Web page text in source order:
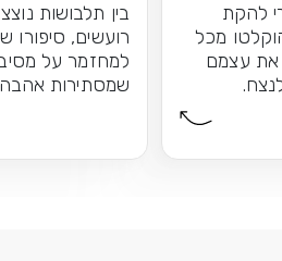
להקת
מכל
את עצמם
בין תלבושות
רועשים, סיפורו
למחזמר על
שמסתירות